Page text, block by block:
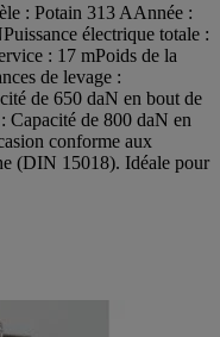
: Potain 313 A ​Année :
électrique totale :
: 17 m ​Poids de la
de levage :
de 650 daN en bout de
Capacité de 800 daN en
conforme aux
(DIN 15018). Idéale pour